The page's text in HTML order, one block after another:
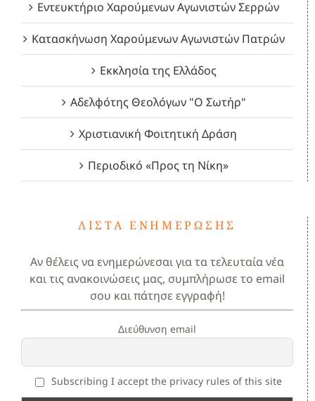
Εντευκτήριο Χαρούμενων Αγωνιστών Σερρών
Κατασκήνωση Χαρούμενων Αγωνιστών Πατρών
Εκκλησία της Ελλάδος
Αδελφότης Θεολόγων "Ο Σωτήρ"
Χριστιανική Φοιτητική Δράση
Περιοδικό «Προς τη Νίκη»
ΛΊΣΤΑ ΕΝΗΜΈΡΩΣΗΣ
Αν θέλεις να ενημερώνεσαι για τα τελευταία νέα
και τις ανακοινώσεις μας, συμπλήρωσε το email
σου και πάτησε εγγραφή!
Διεύθυνση email
Subscribing I accept the privacy rules of this site